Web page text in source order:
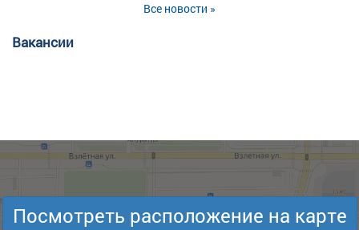
Все новости »
Вакансии
Посмотреть расположение на карте